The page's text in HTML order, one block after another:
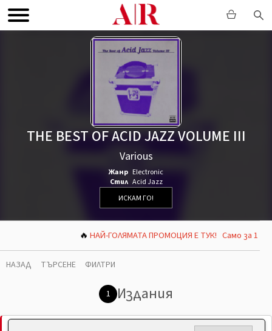
THE BEST OF ACID JAZZ VOLUME III
Various
Жанр Electronic
Стил Acid Jazz
ИСКАМ ГО!
🔥НАЙ-ГОЛЯМАТА ПРОМОЦИЯ Е ТУК! Само за 1
НАЗАД ТЪРСЕНЕ ФИЛТРИ
1 Издания